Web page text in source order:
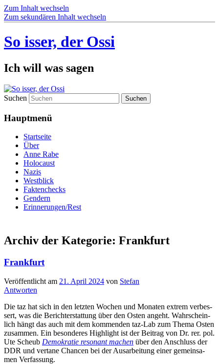
Zum Inhalt wechseln
Zum sekundären Inhalt wechseln
So isser, der Ossi
Ich will was sagen
Suchen
Hauptmenü
Startseite
Über
Anne Rabe
Holocaust
Nazis
Westblick
Faktenchecks
Gendern
Erinnerungen/Rest
Archiv der Kategorie: Frankfurt
Frankfurt
Veröffentlicht am 21. April 2024 von Stefan
Antworten
Die taz hat sich in den letz­ten Wochen und Mona­ten extrem ver­bes­
sert, was die Bericht­erstat­tung über den Osten angeht. Wahr­schein­
lich hängt das auch mit dem kom­men­den taz-Lab zum The­ma Osten
zusam­men. Ein beson­de­res High­light ist der Bei­trag von Dr. rer. pol.
Ute Scheub Demo­kra­tie reso­nant machen über den Anschluss der
DDR und ver­ta­ne Chan­cen bei der Aus­ar­bei­tung einer gemein­sa­
men Verfassung.